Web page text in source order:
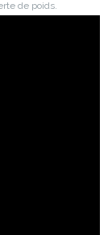
de poids.